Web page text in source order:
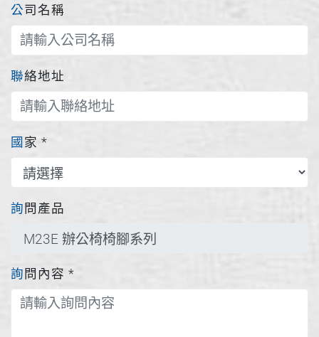
公司名稱
聯絡地址
國家 *
詢問產品
詢問內容 *